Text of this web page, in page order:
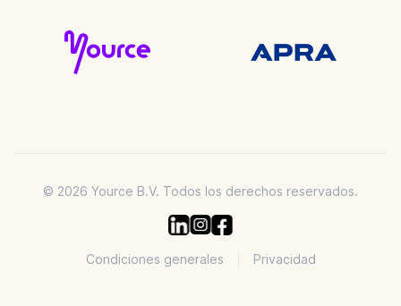
© 2026 Yource B.V. Todos los derechos reservados.
Condiciones generales Privacidad